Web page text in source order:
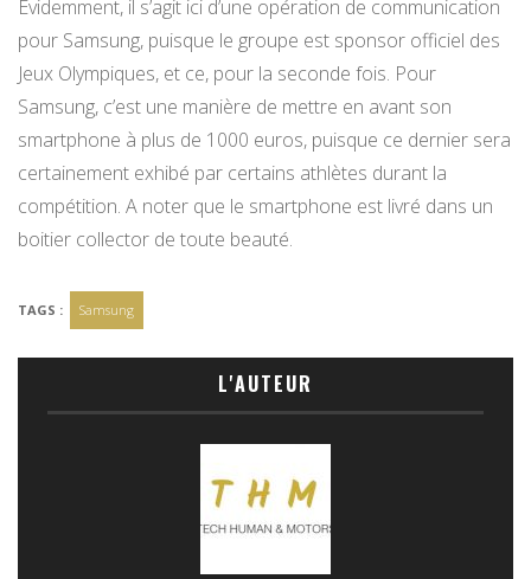
Evidemment, il s’agit ici d’une opération de communication
pour Samsung, puisque le groupe est sponsor officiel des
Jeux Olympiques, et ce, pour la seconde fois. Pour
Samsung, c’est une manière de mettre en avant son
smartphone à plus de 1000 euros, puisque ce dernier sera
certainement exhibé par certains athlètes durant la
compétition. A noter que le smartphone est livré dans un
boitier collector de toute beauté.
TAGS : Samsung
L'AUTEUR